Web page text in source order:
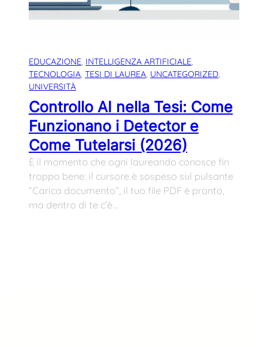
EDUCAZIONE, INTELLIGENZA ARTIFICIALE
TECNOLOGIA, TESI DI LAUREA, UNCATEGORIZED
UNIVERSITÀ
Controllo AI nella Tesi: Come
Funzionano i Detector e
Come Tutelarsi (2026)
È il momento che ogni laureando conosce fin
troppo bene: il cursore è sospeso sul pulsante
“Carica documento”, il tuo file PDF è pronto,
ma dentro di te c’è…